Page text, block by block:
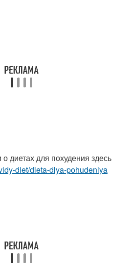
диетах для похудения здесь
diet/dieta-dlya-pohudeniya